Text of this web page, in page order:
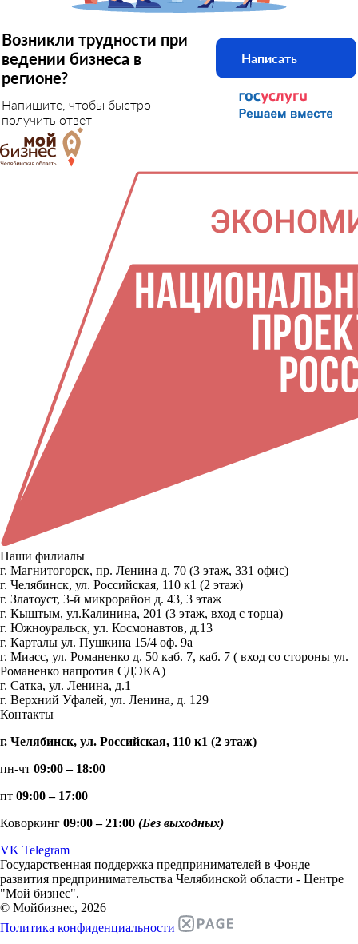
Возникли трудности при
ведении бизнеса в
регионе?
Напишите, чтобы быстро
получить ответ
Написать
Наши филиалы
г. Магнитогорск, пр. Ленина д. 70 (3 этаж, 331 офис)
г. Челябинск, ул. Российская, 110 к1 (2 этаж)
г. Златоуст, 3-й микрорайон д. 43, 3 этаж
г. Кыштым, ул.Калинина, 201 (3 этаж, вход с торца)
г. Южноуральск, ул. Космонавтов, д.13
г. Карталы ул. Пушкина 15/4 оф. 9а
г. Миасс, ул. Романенко д. 50 каб. 7, каб. 7 ( вход со стороны ул.
Романенко напротив СДЭКА)
г. Сатка, ул. Ленина, д.1
г. Верхний Уфалей, ул. Ленина, д. 129
Контакты
г. Челябинск, ул. Российская, 110 к1 (2 этаж)
пн-чт 09:00 – 18:00
пт 09:00 – 17:00
Коворкинг 09:00 – 21:00 (Без выходных)
VK Telegram
Государственная поддержка предпринимателей в Фонде
развития предпринимательства Челябинской области - Центре
"Мой бизнес".
© Мойбизнес, 2026
Политика конфиденциальности